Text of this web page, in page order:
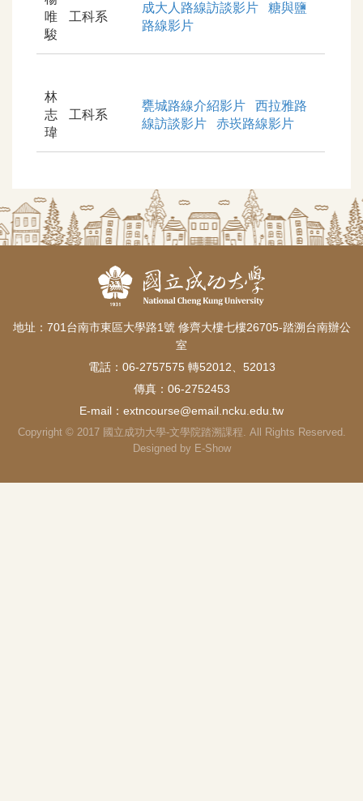
唯
駿
工科系
成大人路線訪談影片
糖與鹽
路線影片
林
志
瑋
工科系
甕城路線介紹影片
西拉雅路
線訪談影片
赤崁路線影片
地址：701台南市東區大學路1號 修齊大樓七樓26705-踏溯台南辦公
室
電話：06-2757575 轉52012、52013
傳真：06-2752453
E-mail： extncourse@email.ncku.edu.tw
Copyright © 2017 國立成功大學-文學院踏溯課程. All Rights Reserved.
Designed by E-Show